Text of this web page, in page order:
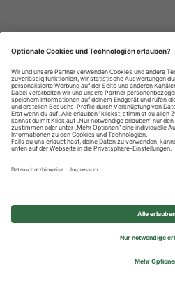
Privatsphäre-
© 2026 REWE Group -